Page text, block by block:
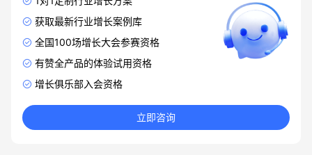
获取最新行业增长案例库
全国100场增长大会参赛资格
有赞全产品的体验试用资格
增长俱乐部入会资格
立即咨询